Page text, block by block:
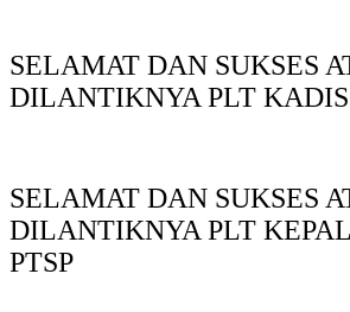
SELAMAT DAN SUKSES
DILANTIKNYA PLT
SELAMAT DAN SUKSES
DILANTIKNYA PLT
PTSP